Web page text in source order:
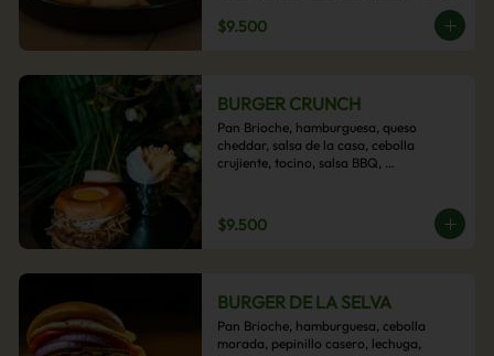
$9.500
BURGER CRUNCH
Pan Brioche, hamburguesa, queso
cheddar, salsa de la casa, cebolla
crujiente, tocino, salsa BBQ,
$9.500
BURGER DE LA SELVA
Pan Brioche, hamburguesa, cebolla
morada, pepinillo casero, lechuga,